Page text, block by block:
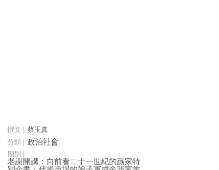
蔡玉真
政治社會
老謝開講：向前看二十一世紀的贏家特